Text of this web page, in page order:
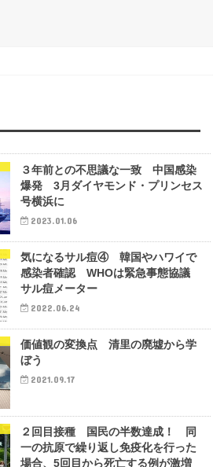
３年前との不思議な一致 中国感染
爆発 3月ダイヤモンド・プリンセス
号横浜に
2023.01.06
気になるサル痘④ 韓国やハワイで
感染者確認 WHOは緊急事態協議
サル痘メーター
2022.06.24
価値観の変換点 清里の廃墟から学
ぼう
2021.09.17
２回目接種 国民の半数達成！ 同
一の抗原で繰り返し免疫化を行った
場合、5回目から死亡する例が激増